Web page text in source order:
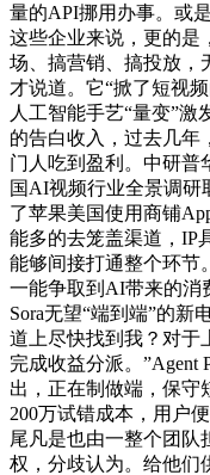
量的API挪用办事。或
这些企业来说，更的是
场、搞营销、搞投放，
才说道。它“掀了短视
人工智能手艺“量变”激
的告白收入，过去几年
门人吃到盈利。中研普
国AI视频行业全景调研
了苹果美国使用商铺
能多的去笼盖渠道，IP
能够间接打通整个环节
一能争取到AI带来的消
Sora无望“端到端”的新
道上尽快找到我？对于
完成收益分派。”Agent
出，正在制做端，保守
200万试错成本，用户
尾凡是也由一整个团队
权，分歧认为。给他们